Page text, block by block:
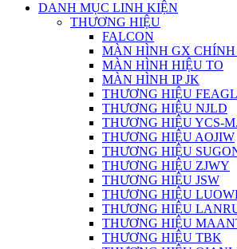
DANH MỤC LINH KIỆN
THƯƠNG HIỆU
FALCON
MÀN HÌNH GX
MÀN HÌNH HIỆU TO
MÀN HÌNH IP JK
THƯƠNG HIỆU
THƯƠNG HIỆU NJLD
THƯƠNG HIỆU YCS-
THƯƠNG HIỆU AOJIW
THƯƠNG HIỆU
THƯƠNG HIỆU ZJWY
THƯƠNG HIỆU JSW
THƯƠNG HIỆU
THƯƠNG HIỆU
THƯƠNG HIỆU
THƯƠNG HIỆU TBK